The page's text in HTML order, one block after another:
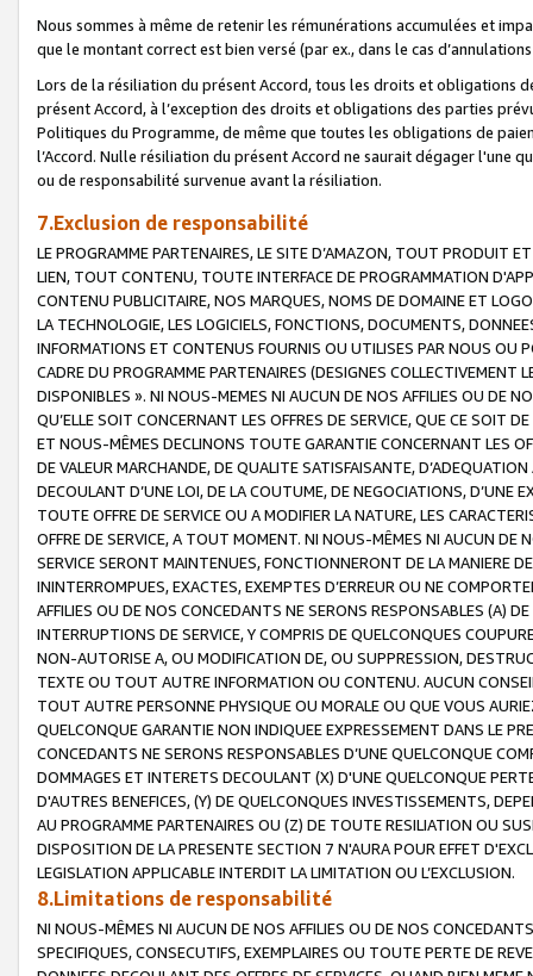
Nous sommes à même de retenir les rémunérations accumulées et
que le montant correct est bien versé (par ex., dans le cas
Lors de la résiliation du présent Accord, tous les droits et obligations
présent Accord, à l’exception des droits et obligations des parties
Politiques du Programme, de même que toutes les obligations de
l’Accord. Nulle résiliation du présent Accord ne saurait dégager l'une
ou de responsabilité survenue avant la résiliation.
7.Exclusion de responsabilité
LE PROGRAMME PARTENAIRES, LE SITE D’AMAZON, TOUT PRODUIT
LIEN, TOUT CONTENU, TOUTE INTERFACE DE PROGRAMMATION
CONTENU PUBLICITAIRE, NOS MARQUES, NOMS DE DOMAINE ET
LA TECHNOLOGIE, LES LOGICIELS, FONCTIONS, DOCUMENTS,
INFORMATIONS ET CONTENUS FOURNIS OU UTILISES PAR NOUS OU
CADRE DU PROGRAMME PARTENAIRES (DESIGNES COLLECTIVEMENT
DISPONIBLES ». NI NOUS-MEMES NI AUCUN DE NOS AFFILIES OU DE
QU’ELLE SOIT CONCERNANT LES OFFRES DE SERVICE, QUE CE SOIT
ET NOUS-MÊMES DECLINONS TOUTE GARANTIE CONCERNANT LES
DE VALEUR MARCHANDE, DE QUALITE SATISFAISANTE,
DECOULANT D’UNE LOI, DE LA COUTUME, DE NEGOCIATIONS, D’UNE
TOUTE OFFRE DE SERVICE OU A MODIFIER LA NATURE, LES
OFFRE DE SERVICE, A TOUT MOMENT. NI NOUS-MÊMES NI AUCUN DE
SERVICE SERONT MAINTENUES, FONCTIONNERONT DE LA MANIERE
ININTERROMPUES, EXACTES, EXEMPTES D’ERREUR OU NE
AFFILIES OU DE NOS CONCEDANTS NE SERONS RESPONSABLES (A)
INTERRUPTIONS DE SERVICE, Y COMPRIS DE QUELCONQUES
NON-AUTORISE A, OU MODIFICATION DE, OU SUPPRESSION,
TEXTE OU TOUT AUTRE INFORMATION OU CONTENU. AUCUN
TOUT AUTRE PERSONNE PHYSIQUE OU MORALE OU QUE VOUS
QUELCONQUE GARANTIE NON INDIQUEE EXPRESSEMENT DANS LE
CONCEDANTS NE SERONS RESPONSABLES D’UNE QUELCONQUE
DOMMAGES ET INTERETS DECOULANT (X) D'UNE QUELCONQUE
D'AUTRES BENEFICES, (Y) DE QUELCONQUES INVESTISSEMENTS,
AU PROGRAMME PARTENAIRES OU (Z) DE TOUTE RESILIATION OU
DISPOSITION DE LA PRESENTE SECTION 7 N'AURA POUR EFFET
LEGISLATION APPLICABLE INTERDIT LA LIMITATION OU L’EXCLUSION.
8.Limitations de responsabilité
NI NOUS-MÊMES NI AUCUN DE NOS AFFILIES OU DE NOS
SPECIFIQUES, CONSECUTIFS, EXEMPLAIRES OU TOUTE PERTE DE